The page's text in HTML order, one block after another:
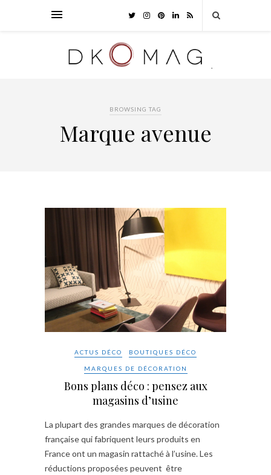
BROWSING TAG
Marque avenue
ACTUS DÉCO BOUTIQUES DÉCO
MARQUES DE DÉCORATION
Bons plans déco : pensez aux
magasins d’usine
La plupart des grandes marques de décoration
française qui fabriquent leurs produits en
France ont un magasin rattaché à l’usine. Les
réductions proposées peuvent être